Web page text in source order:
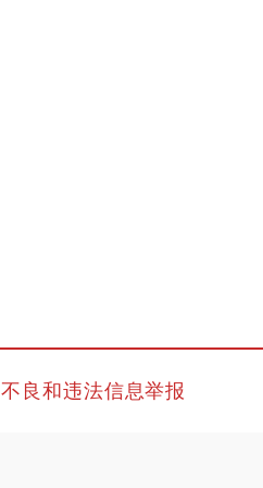
不良和违法信息举报